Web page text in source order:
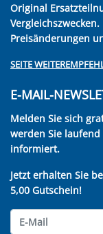
Original
Vergleichszwecken.
Preisänderungen
SEITE
E-MAIL-
Melden Sie sich
werden Sie
informiert.
Jetzt erhalten Sie
5,00 Gutschein!